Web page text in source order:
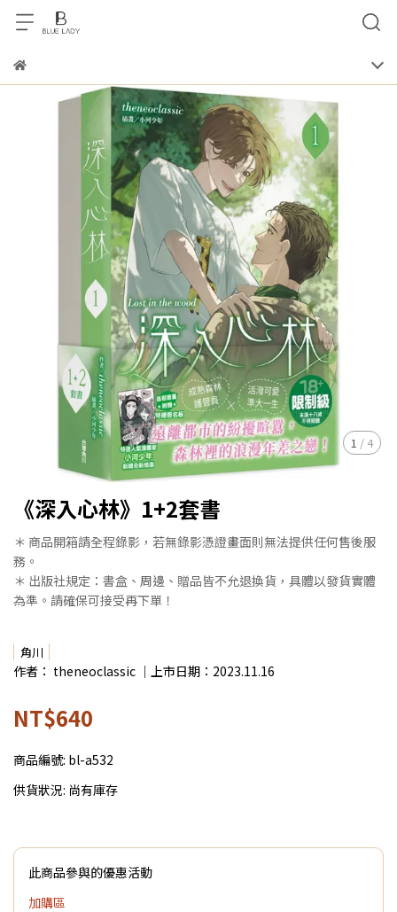
1 / 4
《深入心林》1+2套書
＊ 商品開箱請全程錄影，若無錄影憑證畫面則無法提供任何售後服
務。
＊ 出版社規定：書盒、周邊、贈品皆不允退換貨，具體以發貨實體
為準。請確保可接受再下單！
角川
作者： theneoclassic ｜上市日期：2023.11.16
NT$640
商品編號: bl-a532
供貨狀況: 尚有庫存
此商品參與的優惠活動
加購區